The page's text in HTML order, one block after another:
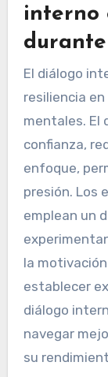
interno
El diálogo
resiliencia
mentales. El
confianza,
enfoque,
presión. Los
emplean un
la
establecer
diálogo
navegar
su